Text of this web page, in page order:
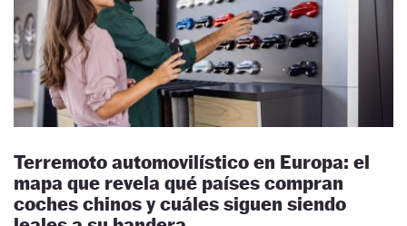
Terremoto automovilístico en Europa: el
mapa que revela qué países compran
coches chinos y cuáles siguen siendo